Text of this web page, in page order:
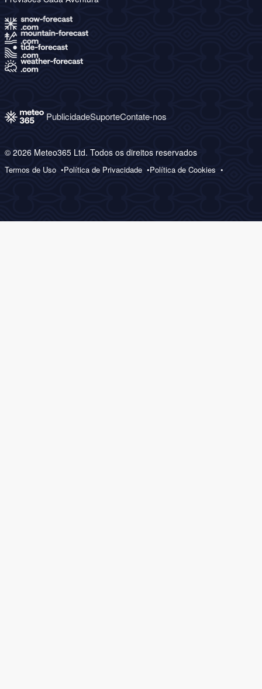
PublicidadeSuporteContate-nos
© 2026 Meteo365 Ltd. Todos os direitos reservados
Termos de Uso Política de Privacidade Política de Cookies